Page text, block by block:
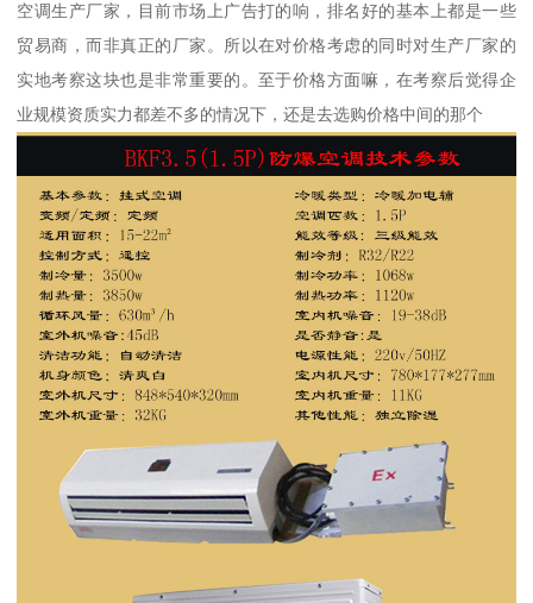
空调生产厂家，目前市场上广告打的响，排名好的基本上都是一些
贸易商，而非真正的厂家。所以在对价格考虑的同时对生产厂家的
实地考察这块也是非常重要的。至于价格方面嘛，在考察后觉得企
业规模资质实力都差不多的情况下，还是去选购价格中间的那个